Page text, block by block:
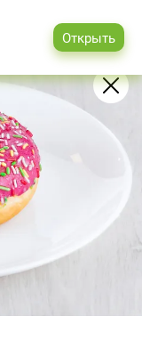
Открыть